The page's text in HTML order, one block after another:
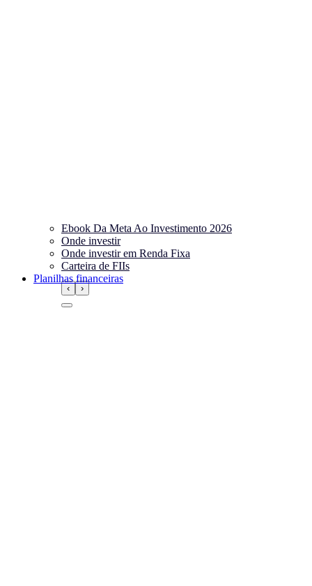
‹ ›
Ebook Da Meta Ao Investimento 2026
Onde investir
Onde investir em Renda Fixa
Carteira de FIIs
Planilhas financeiras